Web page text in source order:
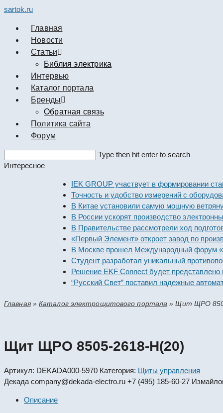
sartok.ru
Главная
Новости
Cтатьи
Библия электрика
Интервью
Каталог портала
Бренды
Обратная связь
Политика сайта
Форум
this
Type then hit enter to search
Интересное
IEK GROUP участвует в формировании
Точность и удобство измерений с
В Китае установили самую мощную ветряную
В России ускорят производство электронных
В Правительстве рассмотрели ход подготовки
«Первый Элемент» откроет завод по
В Москве прошел Международный форум
Студент разработал уникальный
Решение EKF Connect будет представлено на
“Русский Свет” поставил надежные
Главная»Каталог электрощитового портала »Щит ЩРО
Щит ЩРО 8505-2618-Н(20)
Артикул: DEKADA000-5970 Категория: Щиты управления
Декада company@dekada-electro.ru +7 (495) 185-60-27
Описание